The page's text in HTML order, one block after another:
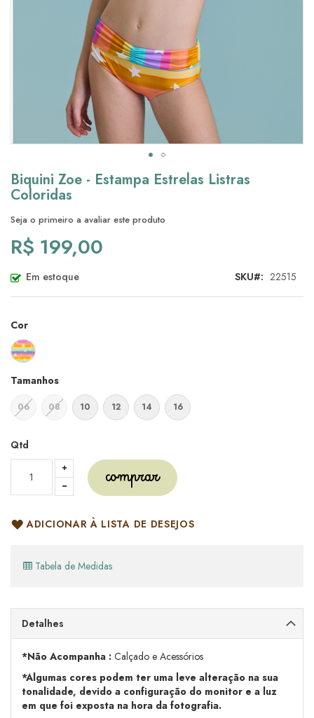
Biquini Zoe - Estampa Estrelas Listras
Coloridas
Seja o primeiro a avaliar este produto
R$ 199,00
Em estoque SKU 22515
Cor
Tamanhos
06 08 10 12 14 16
Qtd
comprar
ADICIONAR À LISTA DE DESEJOS
Tabela de Medidas
Saltar
para
o
início
da
Galeria
de
imagens
Detalhes
*Não Acompanha : Calçado e Acessórios
*Algumas cores podem ter uma leve alteração na sua
tonalidade, devido a configuração do monitor e a luz
em que foi exposta na hora da fotografia.